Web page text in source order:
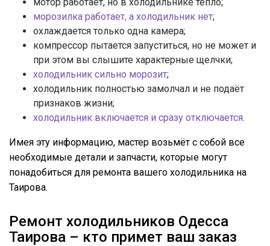
морозилка работает, а холодильник нет;
охлаждается только одна камера;
компрессор пытается запуститься, но не может и
при этом вы слышите характерные щелчки;
холодильник сильно морозит;
холодильник полностью замолчал и не подаёт
признаков жизни;
холодильник включается и сразу отключается.
Имея эту информацию, мастер возьмёт с собой все
необходимые детали и запчасти, которые могут
понадобиться для ремонта вашего холодильника на
Таирова.
Ремонт холодильников Одесса
Таирова – кто примет ваш заказ